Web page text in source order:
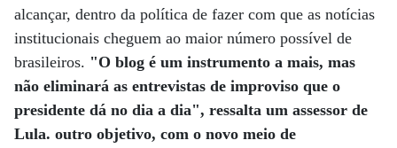
alcançar, dentro da política de fazer com que as notícias
institucionais cheguem ao maior número possível de
brasileiros. "O blog é um instrumento a mais, mas
não eliminará as entrevistas de improviso que o
presidente dá no dia a dia", ressalta um assessor de
Lula. outro objetivo, com o novo meio de